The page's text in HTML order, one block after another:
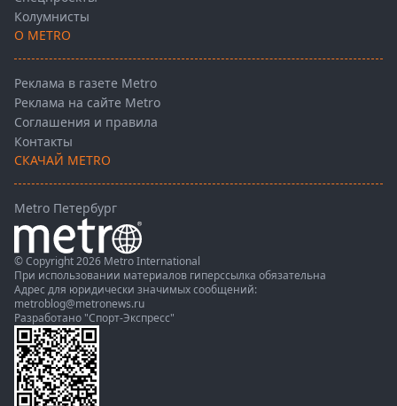
Колумнисты
О METRO
Реклама в газете Metro
Реклама на сайте Metro
Соглашения и правила
Контакты
СКАЧАЙ METRO
Metro Петербург
© Copyright 2026 Metro International
При использовании материалов гиперссылка обязательна
Адрес для юридически значимых сообщений:
metroblog@metronews.ru
Разработано "Спорт-Экспресс"